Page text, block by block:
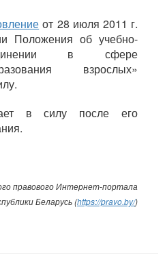
от 28 июля 2011 г.
Положения об учебно-
в сфере
взрослых»
в силу после его
правового Интернет-портала
Беларусь (https://pravo.by/)